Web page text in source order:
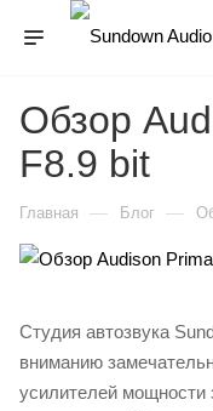
Обзор
F8.9 bit
Главная — Блог —
Студия автозвука
вниманию
усилителей мощности